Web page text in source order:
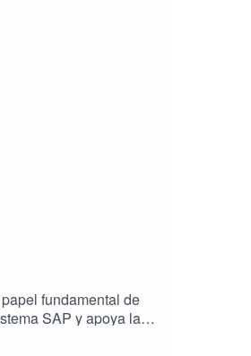
fundamental de
SAP y apoya la
y ofrece consejos